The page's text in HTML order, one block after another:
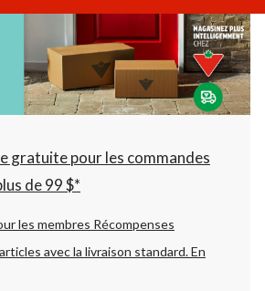
Fermeture
à
22:00
cliquer
pour
changer
gratuite pour les commandes
de 99 $*
les membres Récompenses
avec la livraison standard.En